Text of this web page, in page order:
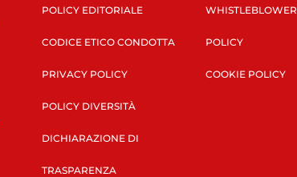
POLICY EDITORIALE
CODICE ETICO CONDOTTA
PRIVACY POLICY
POLICY DIVERSITÀ
DICHIARAZIONE DI
TRASPARENZA
WHISTLEBLOWER
POLICY
COOKIE POLICY